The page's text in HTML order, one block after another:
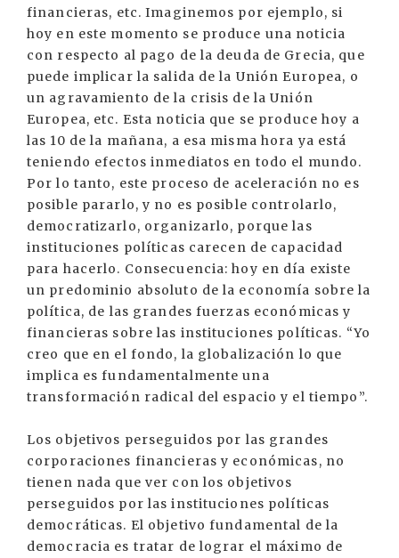
financieras, etc. Imaginemos por ejemplo, si
hoy en este momento se produce una noticia
con respecto al pago de la deuda de Grecia, que
puede implicar la salida de la Unión Europea, o
un agravamiento de la crisis de la Unión
Europea, etc. Esta noticia que se produce hoy a
las 10 de la mañana, a esa misma hora ya está
teniendo efectos inmediatos en todo el mundo.
Por lo tanto, este proceso de aceleración no es
posible pararlo, y no es posible controlarlo,
democratizarlo, organizarlo, porque las
instituciones políticas carecen de capacidad
para hacerlo. Consecuencia: hoy en día existe
un predominio absoluto de la economía sobre la
política, de las grandes fuerzas económicas y
financieras sobre las instituciones políticas. “Yo
creo que en el fondo, la globalización lo que
implica es fundamentalmente una
transformación radical del espacio y el tiempo”.
Los objetivos perseguidos por las grandes
corporaciones financieras y económicas, no
tienen nada que ver con los objetivos
perseguidos por las instituciones políticas
democráticas. El objetivo fundamental de la
democracia es tratar de lograr el máximo de